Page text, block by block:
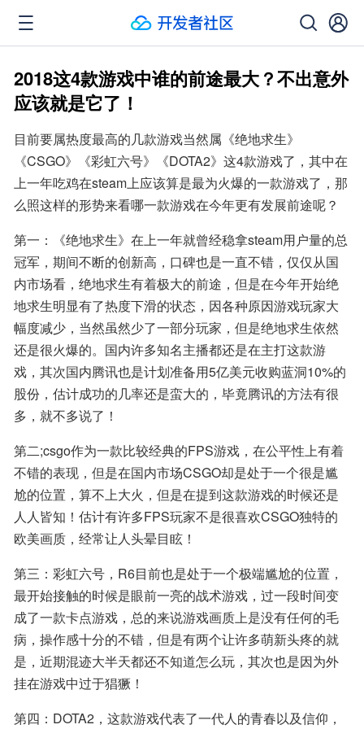
2018这4款游戏中谁的前途最大？不出意外
应该就是它了！
目前要属热度最高的几款游戏当然属《绝地求生》
《CSGO》《彩虹六号》《DOTA2》这4款游戏了，其中在
上一年吃鸡在steam上应该算是最为火爆的一款游戏了，那
么照这样的形势来看哪一款游戏在今年更有发展前途呢？
第一：《绝地求生》在上一年就曾经稳拿steam用户量的总
冠军，期间不断的创新高，口碑也是一直不错，仅仅从国
内市场看，绝地求生有着极大的前途，但是在今年开始绝
地求生明显有了热度下滑的状态，因各种原因游戏玩家大
幅度减少，当然虽然少了一部分玩家，但是绝地求生依然
还是很火爆的。国内许多知名主播都还是在主打这款游
戏，其次国内腾讯也是计划准备用5亿美元收购蓝洞10%的
股份，估计成功的几率还是蛮大的，毕竟腾讯的方法有很
多，就不多说了！
第二;csgo作为一款比较经典的FPS游戏，在公平性上有着
不错的表现，但是在国内市场CSGO却是处于一个很是尴
尬的位置，算不上大火，但是在提到这款游戏的时候还是
人人皆知！估计有许多FPS玩家不是很喜欢CSGO独特的
欧美画质，经常让人头晕目眩！
第三：彩虹六号，R6目前也是处于一个极端尴尬的位置，
最开始接触的时候是眼前一亮的战术游戏，过一段时间变
成了一款卡点游戏，总的来说游戏画质上是没有任何的毛
病，操作感十分的不错，但是有两个让许多萌新头疼的就
是，近期混迹大半天都还不知道怎么玩，其次也是因为外
挂在游戏中过于猖獗！
第四：DOTA2，这款游戏代表了一代人的青春以及信仰，